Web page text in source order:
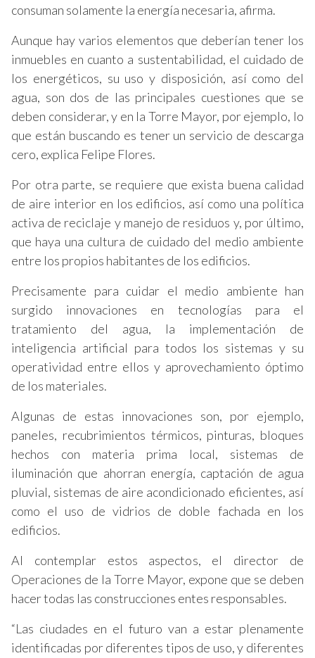
consuman solamente la energía necesaria, afirma.
Aunque hay varios elementos que deberían tener los
inmuebles en cuanto a sustentabilidad, el cuidado de
los energéticos, su uso y disposición, así como del
agua, son dos de las principales cuestiones que se
deben considerar, y en la Torre Mayor, por ejemplo, lo
que están buscando es tener un servicio de descarga
cero, explica Felipe Flores.
Por otra parte, se requiere que exista buena calidad
de aire interior en los edificios, así como una política
activa de reciclaje y manejo de residuos y, por último,
que haya una cultura de cuidado del medio ambiente
entre los propios habitantes de los edificios.
Precisamente para cuidar el medio ambiente han
surgido innovaciones en tecnologías para el
tratamiento del agua, la implementación de
inteligencia artificial para todos los sistemas y su
operatividad entre ellos y aprovechamiento óptimo
de los materiales.
Algunas de estas innovaciones son, por ejemplo,
paneles, recubrimientos térmicos, pinturas, bloques
hechos con materia prima local, sistemas de
iluminación que ahorran energía, captación de agua
pluvial, sistemas de aire acondicionado eficientes, así
como el uso de vidrios de doble fachada en los
edificios.
Al contemplar estos aspectos, el director de
Operaciones de la Torre Mayor, expone que se deben
hacer todas las construcciones entes responsables.
“Las ciudades en el futuro van a estar plenamente
identificadas por diferentes tipos de uso, y diferentes